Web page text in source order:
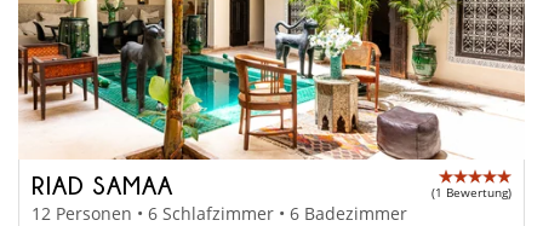
RIAD SAMAA (1 Bewertung)
12 Personen • 6 Schlafzimmer • 6 Badezimmer